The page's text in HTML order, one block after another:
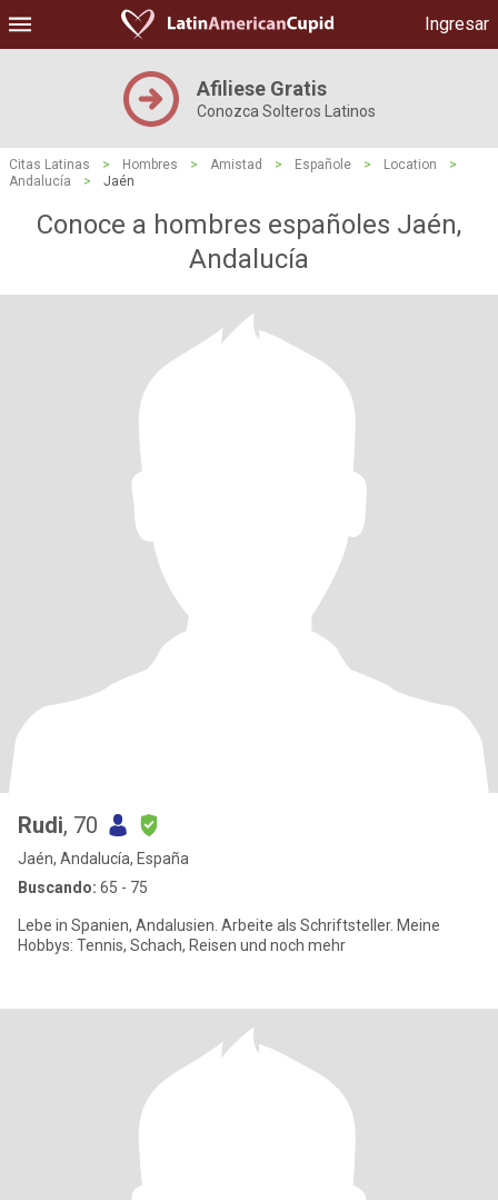
Ingresar
Afiliese Gratis
Conozca Solteros Latinos
Citas Latinas > Hombres > Amistad > Españole > Location
>
Andalucía
> Jaén
Conoce a hombres españoles Jaén,
Andalucía
Rudi, 70
Jaén, Andalucía, España
Buscando: 65 - 75
Lebe in Spanien, Andalusien. Arbeite als Schriftsteller. Meine
Hobbys: Tennis, Schach, Reisen und noch mehr